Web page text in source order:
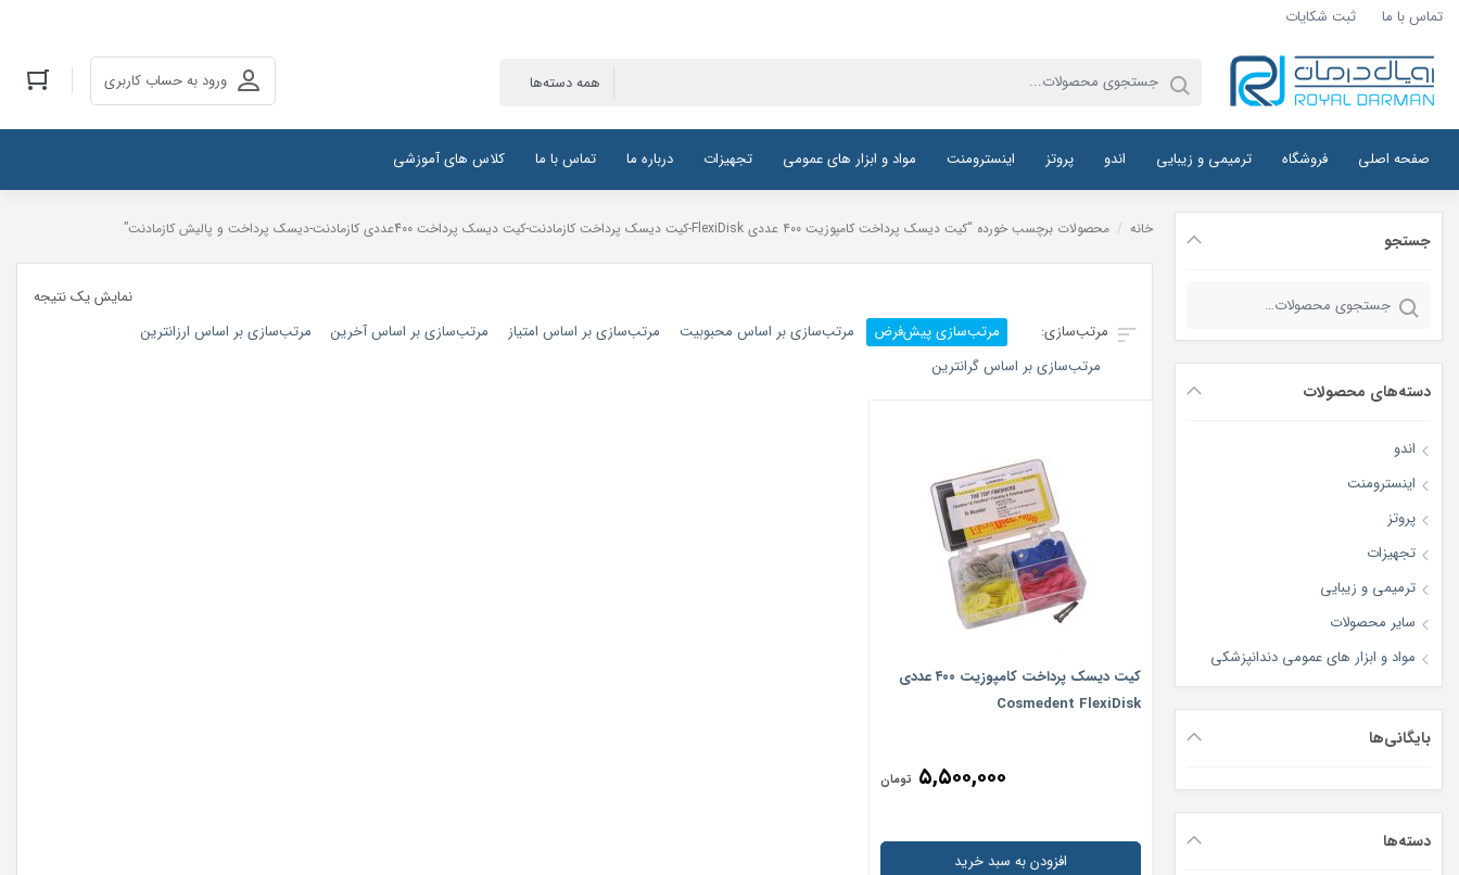
تماس با ما ثبت شکایات
ورود به حساب کاربری
صفحه اصلی فروشگاه ترمیمی و زیبایی اندو پروتز اینسترومنت مواد و ابزار های عمومی تجهیزات درباره ما تماس با ما کلاس های آموزشی
جستجو
جستجو
دسته‌های محصولات
اندو
اینسترومنت
پروتز
تجهیزات
ترمیمی و زیبایی
سایر محصولات
مواد و ابزار های عمومی دندانپزشکی
بایگانی‌ها
دسته‌ها
خانه / محصولات برچسب خورده “کیت دیسک پرداخت کامپوزیت ۴۰۰ عددی FlexiDisk-کیت دیسک پرداخت کازمادنت-کیت دیسک پرداخت 400عددی کازمادنت-دیسک پرداخت و پالیش کازمادنت”
نمایش یک نتیجه
مرتب‌سازی پیش‌فرض
مرتب‌سازی بر اساس محبوبیت مرتب‌سازی بر اساس امتیاز مرتب‌سازی بر اساس آخرین
مرتب‌سازی بر اساس ارزانترین
مرتب‌سازی بر اساس گرانترین
کیت دیسک پرداخت کامپوزیت ۴۰۰ عددی
Cosmedent FlexiDisk
۵,۵۰۰,۰۰۰ تومان
افزودن به سبد خرید